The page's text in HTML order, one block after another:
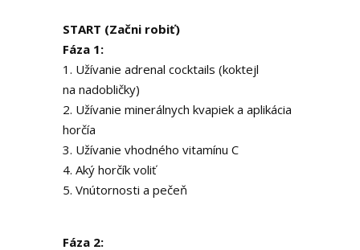
START (Začni robiť)
Fáza 1:
1. Užívanie adrenal cocktails (koktejl
na nadobličky)
2. Užívanie minerálnych kvapiek a aplikácia
horčía
3. Užívanie vhodného vitamínu C
4. Aký horčík voliť
5. Vnútornosti a pečeň
Fáza 2: